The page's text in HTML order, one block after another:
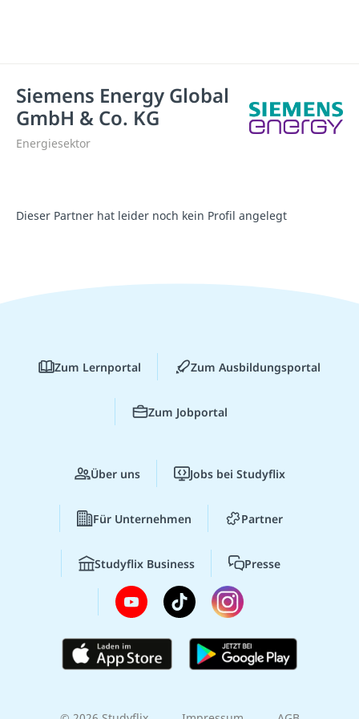
Siemens Energy Global
GmbH & Co. KG
Energiesektor
Dieser Partner hat leider noch kein Profil angelegt
Zum Lernportal Zum Ausbildungsportal
Zum Jobportal
Über uns Jobs bei Studyflix
Für Unternehmen Partner
Studyflix Business Presse